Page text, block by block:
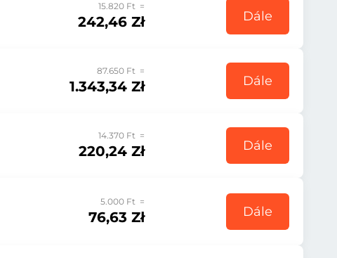
15.820 Ft =
242,46 Zł Dále
87.650 Ft =
1.343,34 Zł Dále
14.370 Ft =
220,24 Zł Dále
5.000 Ft =
76,63 Zł Dále